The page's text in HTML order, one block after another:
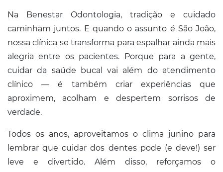
Dicas
de
Saúde
Fale
Conosco
Na Benestar Odontologia, tradição e cuidado
caminham juntos. E quando o assunto é São João,
nossa clínica se transforma para espalhar ainda mais
alegria entre os pacientes. Porque para a gente,
cuidar da saúde bucal vai além do atendimento
clínico — é também criar experiências que
aproximem, acolham e despertem sorrisos de
verdade.
Todos os anos, aproveitamos o clima junino para
lembrar que cuidar dos dentes pode (e deve!) ser
leve e divertido. Além disso, reforçamos o